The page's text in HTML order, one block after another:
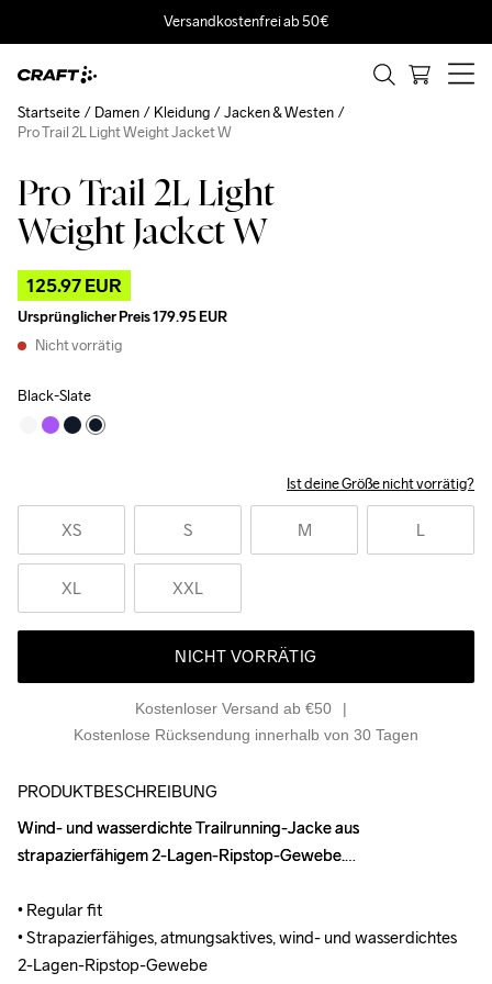
Versandkostenfrei ab 50€
Pro Trail 2L Light
Weight Jacket W
125.97 EUR
Ursprünglicher Preis179.95 EUR
Nicht vorrätig
Black-Slate
Ist deine Größe nicht vorrätig?
XS S M L
XL XXL
NICHT VORRÄTIG
Kostenloser Versand ab €50
Kostenlose Rücksendung innerhalb von 30 Tagen
Startseite Damen Kleidung
Jacken & Westen
Pro Trail 2L Light Weight Jacket W
Outlet
PRODUKTBESCHREIBUNG
Wind- und wasserdichte Trailrunning-Jacke aus
strapazierfähigem 2-Lagen-Ripstop-Gewebe.
• Regular fit
• Strapazierfähiges, atmungsaktives, wind- und wasserdichtes
2-Lagen-Ripstop-Gewebe
Wind- und wasserdichte Trailrunning-Jacke aus
strapazierfähigem 2-Lagen-Ripstop-Gewebe.
• Regular fit
• Strapazierfähiges, atmungsaktives, wind- und wasserdichtes
2-Lagen-Ripstop-Gewebe